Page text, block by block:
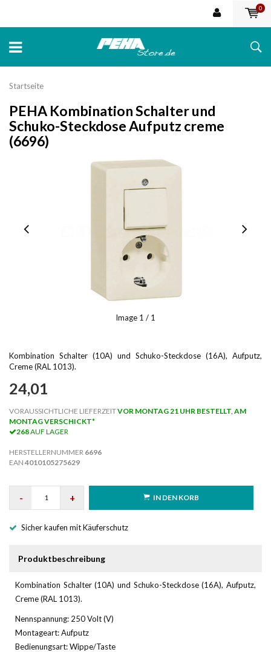
0
Startseite
PEHA Kombination Schalter und
Schuko-Steckdose Aufputz creme
(6696)
Image 1 / 1
Kombination Schalter (10A) und Schuko-Steckdose (16A), Aufputz,
Creme (RAL 1013).
24,01
VORAUSSICHTLICHE LIEFERZEITVOR MONTAG 21 UHR BESTELLT, AM
MONTAG VERSCHICKT*
268AUF LAGER
HERSTELLERNUMMER 6696
EAN 4010105275629
- + IN DEN KORB
Sicher kaufen mit Käuferschutz
Produktbeschreibung
Kombination Schalter (10A) und Schuko-Steckdose (16A), Aufputz,
Creme (RAL 1013).
Nennspannung: 250 Volt (V)
Montageart: Aufputz
Bedienungsart: Wippe/Taste